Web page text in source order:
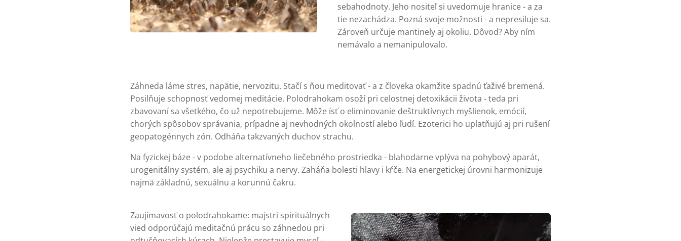
sebahodnoty. Jeho nositeľ si uvedomuje hranice - a za
tie nezachádza. Pozná svoje možnosti - a nepresiluje sa.
Zároveň určuje mantinely aj okoliu. Dôvod? Aby ním
nemávalo a nemanipulovalo.
Záhneda láme stres, napätie, nervozitu. Stačí s ňou meditovať - a z človeka okamžite spadnú ťaživé bremená.
Posilňuje schopnosť vedomej meditácie. Polodrahokam osoží pri celostnej detoxikácii života - teda pri
zbavovaní sa všetkého, čo už nepotrebujeme. Môže ísť o eliminovanie deštruktívnych myšlienok, emócií,
chorých spôsobov správania, prípadne aj nevhodných okolností alebo ľudí. Ezoterici ho uplatňujú aj pri rušení
geopatogénnych zón. Odháňa takzvaných duchov strachu.
Na fyzickej báze - v podobe alternatívneho liečebného prostriedka - blahodarne vplýva na pohybový aparát,
urogenitálny systém, ale aj psychiku a nervy. Zaháňa bolesti hlavy i kŕče. Na energetickej úrovni harmonizuje
najmä základnú, sexuálnu a korunnú čakru.
Zaujímavosť o polodrahokame: majstri spirituálnych
vied odporúčajú meditačnú prácu so záhnedou pri